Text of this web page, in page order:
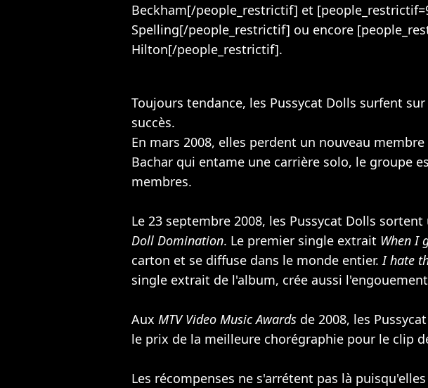
Beckham[/people_restrictif] et
Spelling[/people_restrictif] ou encore
Hilton[/people_restrictif].
Toujours tendance, les Pussycat Dolls surfent
succès.
En mars 2008, elles perdent un nouveau
Bachar qui entame une carrière solo, le groupe
membres.
Le 23 septembre 2008, les Pussycat Dolls
Doll Domination. Le premier single extrait When I
carton et se diffuse dans le monde entier.I hate
single extrait de l'album, crée aussi
Aux MTV Video Music Awards de 2008, les
le prix de la meilleure chorégraphie pour le clip
Les récompenses ne s'arrétent pas là